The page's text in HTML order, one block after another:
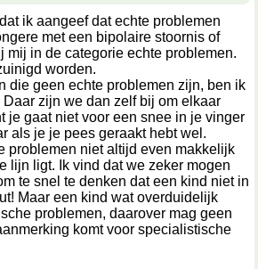
ik aangeef dat echte problemen
met een bipolaire stoornis of
mij in de categorie echte problemen.
worden.
die geen echte problemen zijn, ben ik
zijn we dan zelf bij om elkaar
je gaat niet voor een snee in je vinger
als je je pees geraakt hebt wel.
problemen niet altijd even makkelijk
lijn ligt. Ik vind dat we zeker mogen
te snel te denken dat een kind niet in
Maar een kind wat overduidelijk
problemen, daarover mag geen
komt voor specialistische